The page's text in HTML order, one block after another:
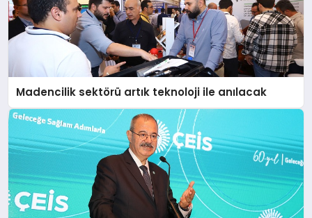
Madencilik sektörü artık teknoloji ile anılacak